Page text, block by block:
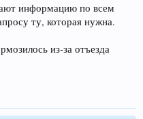
информацию по всем
ту, которая нужна.
из-за отъезда